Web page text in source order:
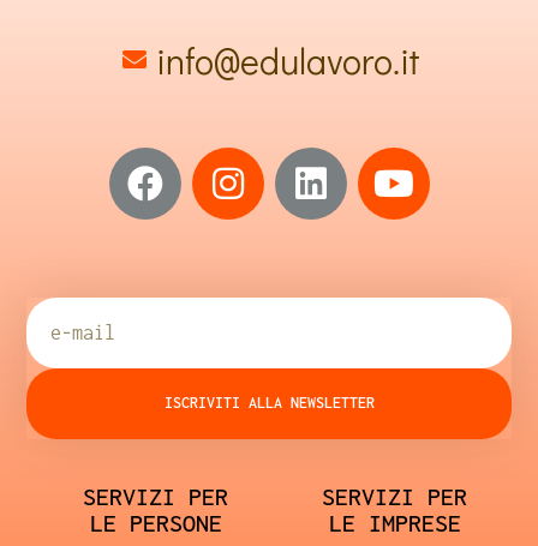
info@edulavoro.it
ISCRIVITI ALLA NEWSLETTER
SERVIZI PER
LE PERSONE
SERVIZI PER
LE IMPRESE